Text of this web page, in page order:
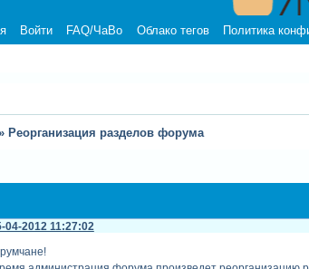
Войти FAQ/ЧаВо Облако тегов Политика
Реорганизация разделов форума
04-2012 11:27:02